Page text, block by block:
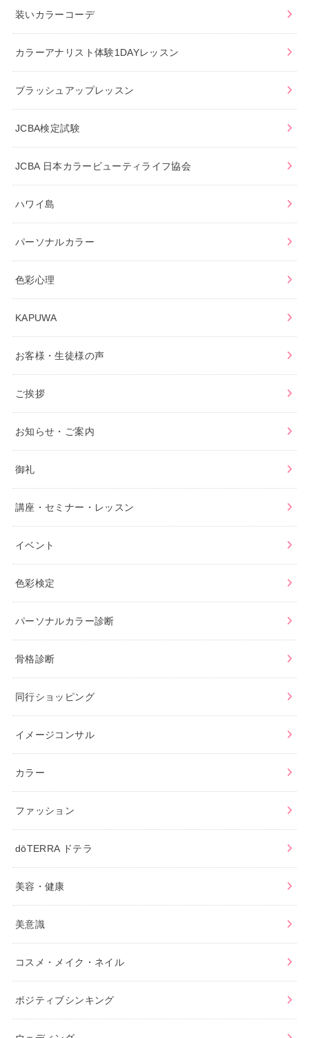
装いカラーコーデ
カラーアナリスト体験1DAYレッスン
ブラッシュアップレッスン
JCBA検定試験
JCBA 日本カラービューティライフ協会
ハワイ島
パーソナルカラー
色彩心理
KAPUWA
お客様・生徒様の声
ご挨拶
お知らせ・ご案内
御礼
講座・セミナー・レッスン
イベント
色彩検定
パーソナルカラー診断
骨格診断
同行ショッピング
イメージコンサル
カラー
ファッション
dōTERRA ドテラ
美容・健康
美意識
コスメ・メイク・ネイル
ポジティブシンキング